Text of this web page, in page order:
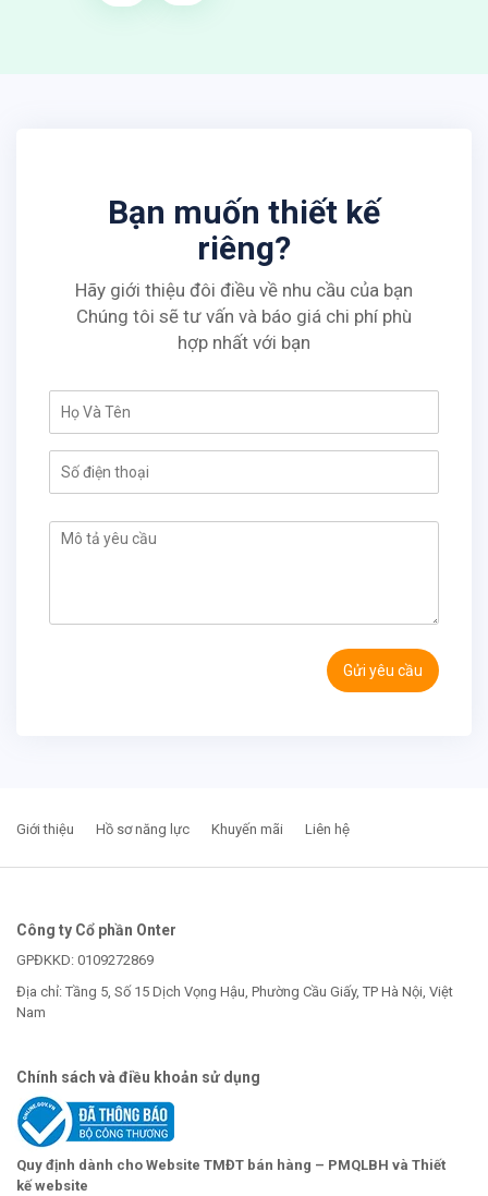
Bạn muốn thiết kế
riêng?
Hãy giới thiệu đôi điều về nhu cầu của bạn
Chúng tôi sẽ tư vấn và báo giá chi phí phù
hợp nhất với bạn
Gửi yêu cầu
Giới thiệu Hồ sơ năng lực Khuyến mãi Liên hệ
Công ty Cổ phần Onter
GPĐKKD: 0109272869
Địa chỉ: Tầng 5, Số 15 Dịch Vọng Hậu, Phường Cầu Giấy, TP Hà Nội, Việt
Nam
Chính sách và điều khoản sử dụng
Quy định dành cho Website TMĐT bán hàng – PMQLBH và Thiết
kế website